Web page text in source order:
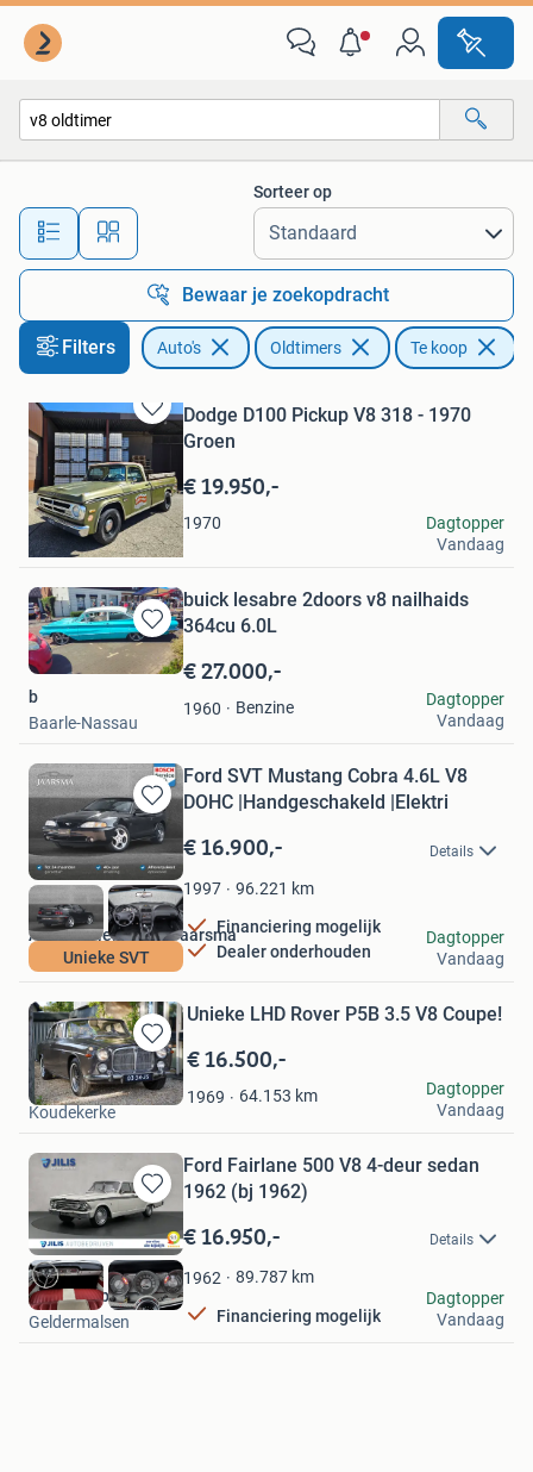
Alle afstanden…
Sorteer op
Bewaar je zoekopdracht
Filters Auto's Oldtimers Te koop
Bewaren
in
Mijn
Favorieten
Dodge D100 Pickup V8 318 - 1970
Groen
€ 19.950,-
1970
Rodi
Margraten
Dagtopper
Vandaag
Bewaren
in
Favorieten
buick lesabre 2doors v8 nailhaids
364cu 6.0L
€ 27.000,-
1960 Benzine
b
Baarle-Nassau
Dagtopper
Vandaag
Bewaren
in
Mijn
Favorieten
Unieke SVT
Ford SVT Mustang Cobra 4.6L V8
DOHC |Handgeschakeld |Elektri
€ 16.900,- Details
1997 96.221 km
Financiering mogelijk
Dealer onderhouden
Automobielbedrijf Jaarsma
Hartwerd
Dagtopper
Vandaag
Bewaren
in
Mijn
Unieke LHD Rover P5B 3.5 V8 Coupe!
€ 16.500,-
1969 64.153 km
Alexander de Vos
Koudekerke
Dagtopper
Vandaag
Bewaren
in
Mijn
Favorieten
Ford Fairlane 500 V8 4-deur sedan
1962 (bj 1962)
€ 16.950,- Details
1962 89.787 km
Financiering mogelijk
Jilis Autobedrijven
Geldermalsen
Dagtopper
Vandaag